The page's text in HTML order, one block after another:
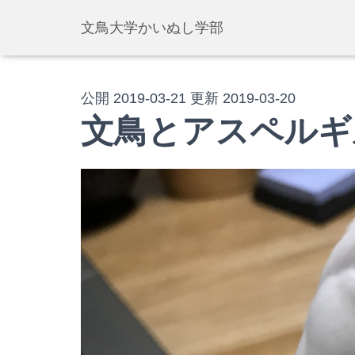
文鳥大学かいぬし学部
公開 2019-03-21 更新 2019-03-20
文鳥とアスペル